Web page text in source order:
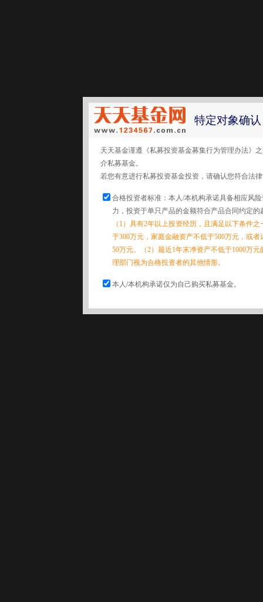
特定对象确认
天天基金谨遵《私募投资基金募集行为管理办法》
介私募基金。
若您有意进行私募投资基金投资，请确认您符合法
合格投资者标准：本人/本机构承诺具备相应风
力，投资于单只产品的金额符合产品合同约定的
（1）具有2年以上投资经历，且满足以下条件
于300万元，家庭金融资产不低于500万元，或
50万元。（2）最近1年末净资产不低于1000万
理部门视为合格投资者的其他情形。
本人/本机构承诺仅为自己购买私募基金。